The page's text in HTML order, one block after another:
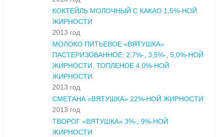
КОКТЕЙЛЬ МОЛОЧНЫЙ С КАКАО 1,5%-НОЙ
ЖИРНОСТИ
2013 год
МОЛОКО ПИТЬЕВОЕ «ВЯТУШКА»
ПАСТЕРИЗОВАННОЕ: 2,7%-, 3,5%-, 5,0%-НОЙ
ЖИРНОСТИ, ТОПЛЕНОЕ 4,0%-НОЙ
ЖИРНОСТИ
2013 год
СМЕТАНА «ВЯТУШКА» 22%-НОЙ ЖИРНОСТИ
2013 год
ТВОРОГ «ВЯТУШКА» 3%-, 9%-НОЙ
ЖИРНОСТИ